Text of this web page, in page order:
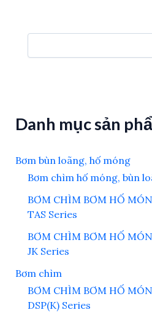
Search
Danh mục sản
Bơm bùn loãng, hố móng
Bơm chìm hố móng, bùn
BƠM CHÌM BƠM HỐ
TAS Series
BƠM CHÌM BƠM HỐ
JK Series
Bơm chìm
BƠM CHÌM BƠM HỐ
DSP(K) Series